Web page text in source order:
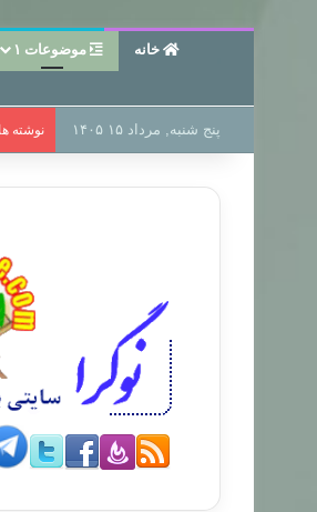
خانه موضوعات ۱
پنج شنبه, مرداد ۱۵ ۱۴۰۵ نوشته